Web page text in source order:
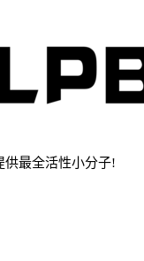
供最全活性小分子!